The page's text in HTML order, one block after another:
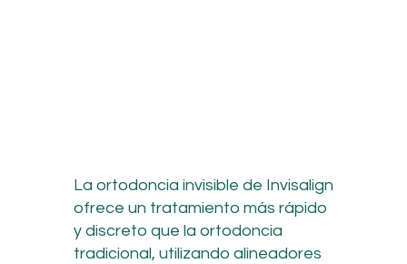
La ortodoncia invisible de Invisalign
ofrece un tratamiento más rápido
y discreto que la ortodoncia
tradicional, utilizando alineadores